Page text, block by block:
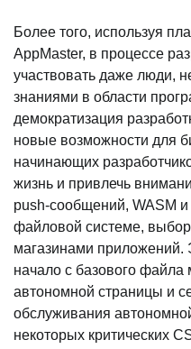
Более того, используя
AppMaster, в процессе
участвовать даже люди,
знаниями в области
демократизация
новые возможности для
начинающих
жизнь и привлечь
push-сообщений, WASM и
файловой системе,
магазинами приложений.
начало с базового файла
автономной страницы и
обслуживания
некоторых критических